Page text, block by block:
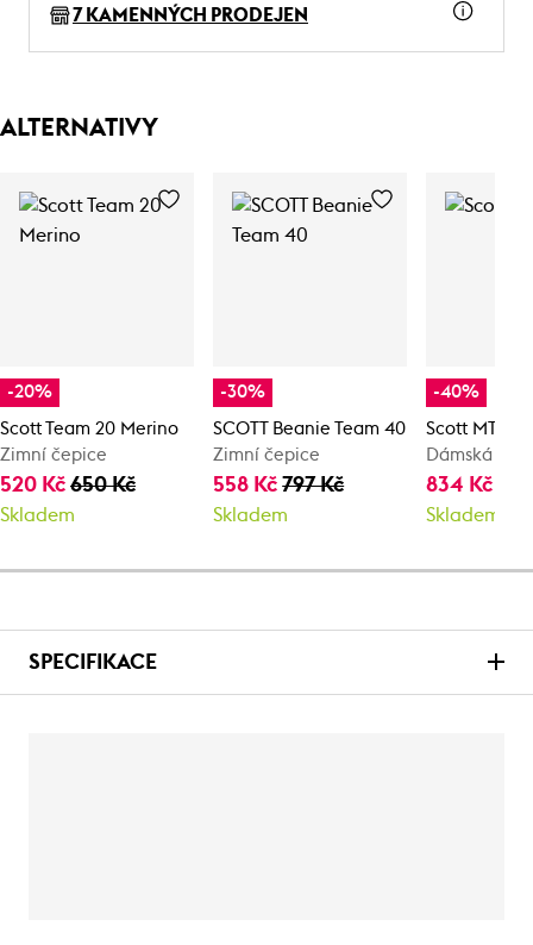
7 KAMENNÝCH PRODEJEN
ALTERNATIVY
-20%
Scott Team 20 Merino
Zimní čepice
520 Kč 650 Kč
Skladem
-30%
SCOTT Beanie Team 40
Zimní čepice
558 Kč797 Kč
Skladem
-40%
Scott MTN
Dámská
834 Kč
Skladem
SPECIFIKACE